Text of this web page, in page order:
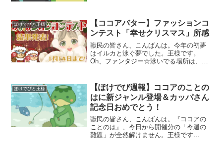
どね。でも正直ホッとしています。そう
そう、伝言板に四通ほど励ま
ぽけでびと王様
【ココアバター】ファッションコ
ンテスト「幸せクリスマス」所感
獣民の皆さん、こんばんは。今年の初夢
はイルカと泳ぐ夢でした。王様です。
Oh、ファンタジー☆泳いでる場所は、
かいななんとこの「フリジア湖」、オラ
ンダに実在するそうです。何
ぽけでびと王様
【ぽけでび週報】ココアのことの
はに新ジャンル登場＆カッパさん
記念日おめでとう！
獣民の皆さん、こんばんは。『ココアの
ことのは』、今日から開催分の「今週の
難題」が全然解けません。王様です